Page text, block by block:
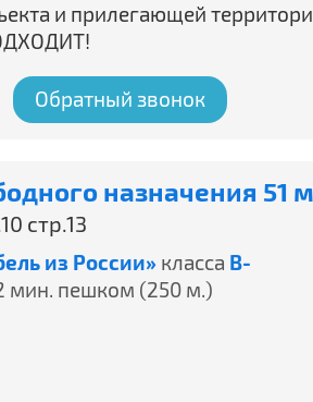
и прилегающей
Обратный звонок
назначения 51 м
стр.13
из России» класса B-
мин. пешком (250 м.)